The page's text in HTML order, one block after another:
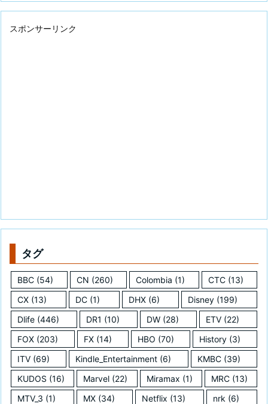
スポンサーリンク
タグ
BBC (54) CN (260) Colombia (1) CTC(13)
CX (13) DC(1) DHX(6) Disney (199)
Dlife (446) DR1 (10) DW (28) ETV (22)
FOX (203) FX(14) HBO (70) History (3)
ITV (69) Kindle_Entertainment (6) KMBC(39)
KUDOS (16) Marvel (22) Miramax (1) MRC(13)
MTV_3 (1) MX(34) Netflix (13) nrk (6)